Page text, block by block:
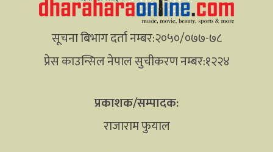
सूचना बिभाग दर्ता नम्बर:२०५०/०७७-७८
प्रेस काउन्सिल नेपाल सुचीकरण नम्बर:१२२४
प्रकाशक/सम्पादक:
राजाराम फुयाल